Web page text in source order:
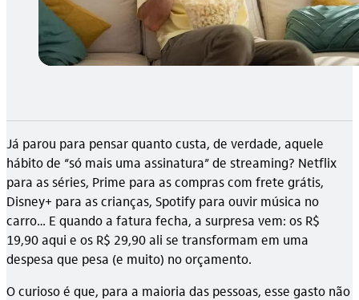
Já parou para pensar quanto custa, de verdade, aquele
hábito de “só mais uma assinatura” de streaming? Netflix
para as séries, Prime para as compras com frete grátis,
Disney+ para as crianças, Spotify para ouvir música no
carro… E quando a fatura fecha, a surpresa vem: os R$
19,90 aqui e os R$ 29,90 ali se transformam em uma
despesa que pesa (e muito) no orçamento.
O curioso é que, para a maioria das pessoas, esse gasto não